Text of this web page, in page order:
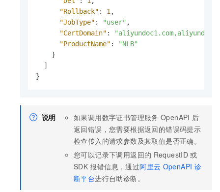
"Rollback" : 1 ,
"JobType" : "user" ,
"CertDomain" :
"ProductName" :
"NLB"
}
]
}
说明 如果调用数字证书管理服务 OpenAPI 后
返回错误，您需要根据返回的错误码提示
检查传入的请求参数及其取值是否正确。
您可以记录下调用返回的 RequestID 或
SDK 报错信息，通过阿里云 OpenAPI 诊
断平台进行自助诊断。